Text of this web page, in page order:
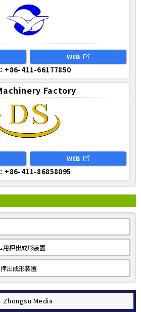
WEB
+86-411-66177850
Factory
WEB
+86-411-86858095
用押出成形装置
出成形装置
Zhongsu Media